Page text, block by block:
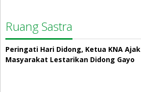
Ruang Sastra
Peringati Hari Didong, Ketua KNA Ajak
Masyarakat Lestarikan Didong Gayo